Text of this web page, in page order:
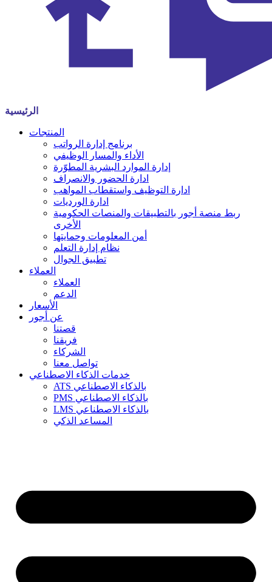
الرئيسية
المنتجات
برنامج إدارة الرواتب
الأداء والمسار الوظيفي
إدارة الموارد البشرية المطوّرة
ادارة الحضور والانصراف
ادارة التوظيف واستقطاب المواهب
ادارة الورديات
ربط منصة أجور بالتطبيقات والمنصات الحكومية
الأخرى
أمن المعلومات وحمايتها
نظام إدارة التعلم
تطبيق الجوال
العملاء
العملاء
الدعم
الأسعار
عن أجور
قصتنا
فريقنا
الشركاء
تواصل معنا
خدمات الذكاء الاصطناعي
ATS بالذكاء الاصطناعي
PMS بالذكاء الاصطناعي
LMS بالذكاء الاصطناعي
المساعد الذكي